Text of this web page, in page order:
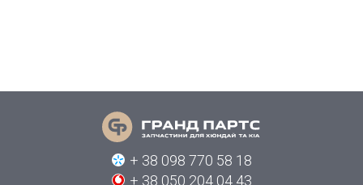
+ 38 098 770 58 18
+ 38 050 204 04 43